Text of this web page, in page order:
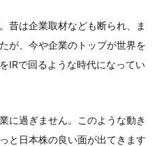
昔は企業取材なども断られ、ま
が、今や企業のトップが世界を
IRで回るような時代になってい
に過ぎません。このような動き
と日本株の良い面が出てきます